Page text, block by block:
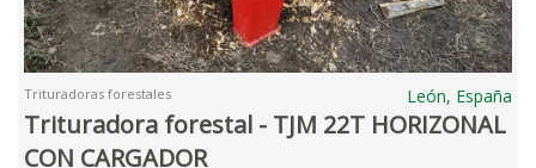
Trituradoras forestales León, España
Trituradora forestal - TJM 22T HORIZONAL
CON CARGADOR